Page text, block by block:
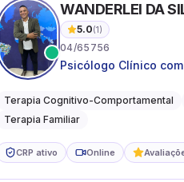
WANDERLEI DA
5.0(1)
04/65756
Psicólogo Clínico
e terapia sistêmica
Terapia Cognitivo-Comportamental
Terapia Familiar
CRP ativo Online